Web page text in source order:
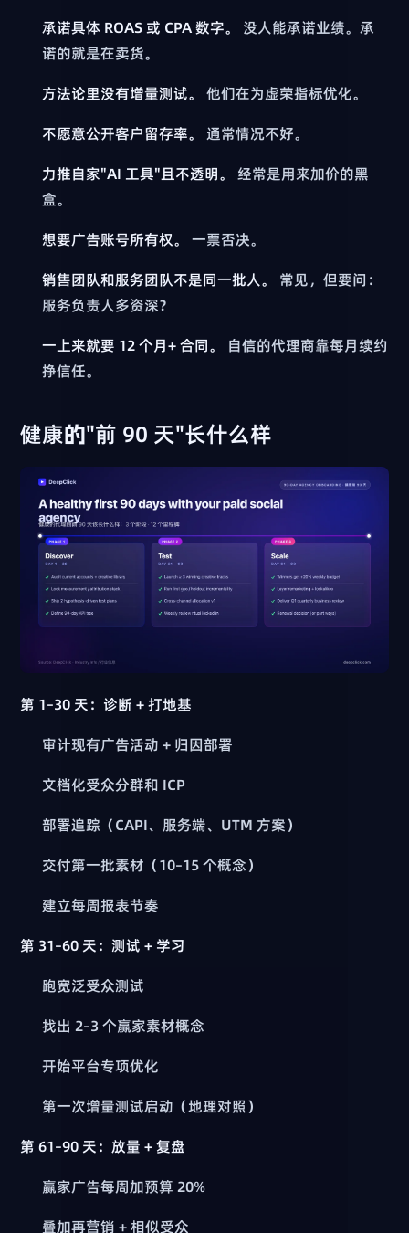
承诺具体 ROAS 或 CPA 数字。
没人能承诺业绩。承
诺的就是在卖货。
方法论里没有增量测试。
他们在为虚荣指标优化。
不愿意公开客户留存率。
通常情况不好。
力推自家"AI 工具"且不透明。
经常是用来加价的黑
盒。
想要广告账号所有权。
一票否决。
销售团队和服务团队不是同一批人。
常见，但要问：
服务负责人多资深？
一上来就要 12 个月+ 合同。
自信的代理商靠每月续约
挣信任。
健康的"前 90 天"长什么样
第 1–30 天：诊断 + 打地基
审计现有广告活动 + 归因部署
文档化受众分群和 ICP
部署追踪（CAPI、服务端、UTM 方案）
交付第一批素材（10–15 个概念）
建立每周报表节奏
第 31–60 天：测试 + 学习
跑宽泛受众测试
找出 2–3 个赢家素材概念
开始平台专项优化
第一次增量测试启动（地理对照）
第 61–90 天：放量 + 复盘
赢家广告每周加预算 20%
叠加再营销 + 相似受众